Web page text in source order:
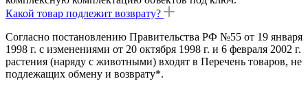
Какой товар подлежит возврату?
Согласно постановлению Правительства РФ №55 от 19 января
1998 г. с изменениями от 20 октября 1998 г. и 6 февраля 2002 г.
растения (наряду с животными) входят в Перечень товаров, не
подлежащих обмену и возврату*.